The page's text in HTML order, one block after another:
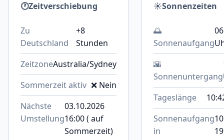
🕐Zeitverschiebung
Zu
Deutschland
+8
Stunden
ZeitzoneAustralia/Sydney
Sommerzeit aktiv ❌ Nein
Nächste
Umstellung
03.10.2026
16:00 ( auf
Sommerzeit)
☀️Sonnenzeiten
🌅
Sonnenaufgang
🌇
Sonnenuntergang
Tageslänge
Sonnenaufgang
in